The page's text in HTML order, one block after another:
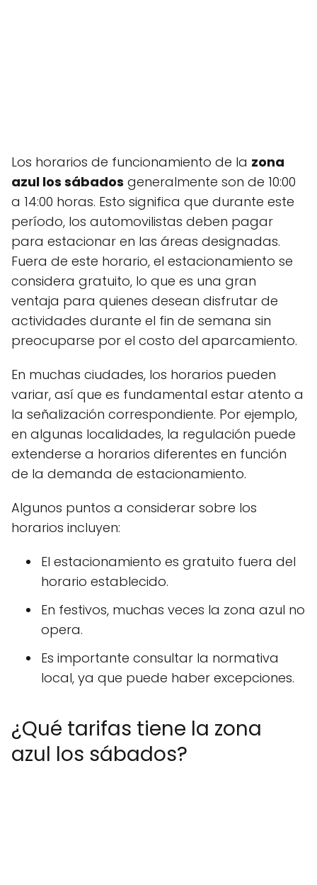
Los horarios de funcionamiento de la zona
azul los sábados generalmente son de 10:00
a 14:00 horas. Esto significa que durante este
período, los automovilistas deben pagar
para estacionar en las áreas designadas.
Fuera de este horario, el estacionamiento se
considera gratuito, lo que es una gran
ventaja para quienes desean disfrutar de
actividades durante el fin de semana sin
preocuparse por el costo del aparcamiento.
En muchas ciudades, los horarios pueden
variar, así que es fundamental estar atento a
la señalización correspondiente. Por ejemplo,
en algunas localidades, la regulación puede
extenderse a horarios diferentes en función
de la demanda de estacionamiento.
Algunos puntos a considerar sobre los
horarios incluyen:
El estacionamiento es gratuito fuera del
horario establecido.
En festivos, muchas veces la zona azul no
opera.
Es importante consultar la normativa
local, ya que puede haber excepciones.
¿Qué tarifas tiene la zona
azul los sábados?